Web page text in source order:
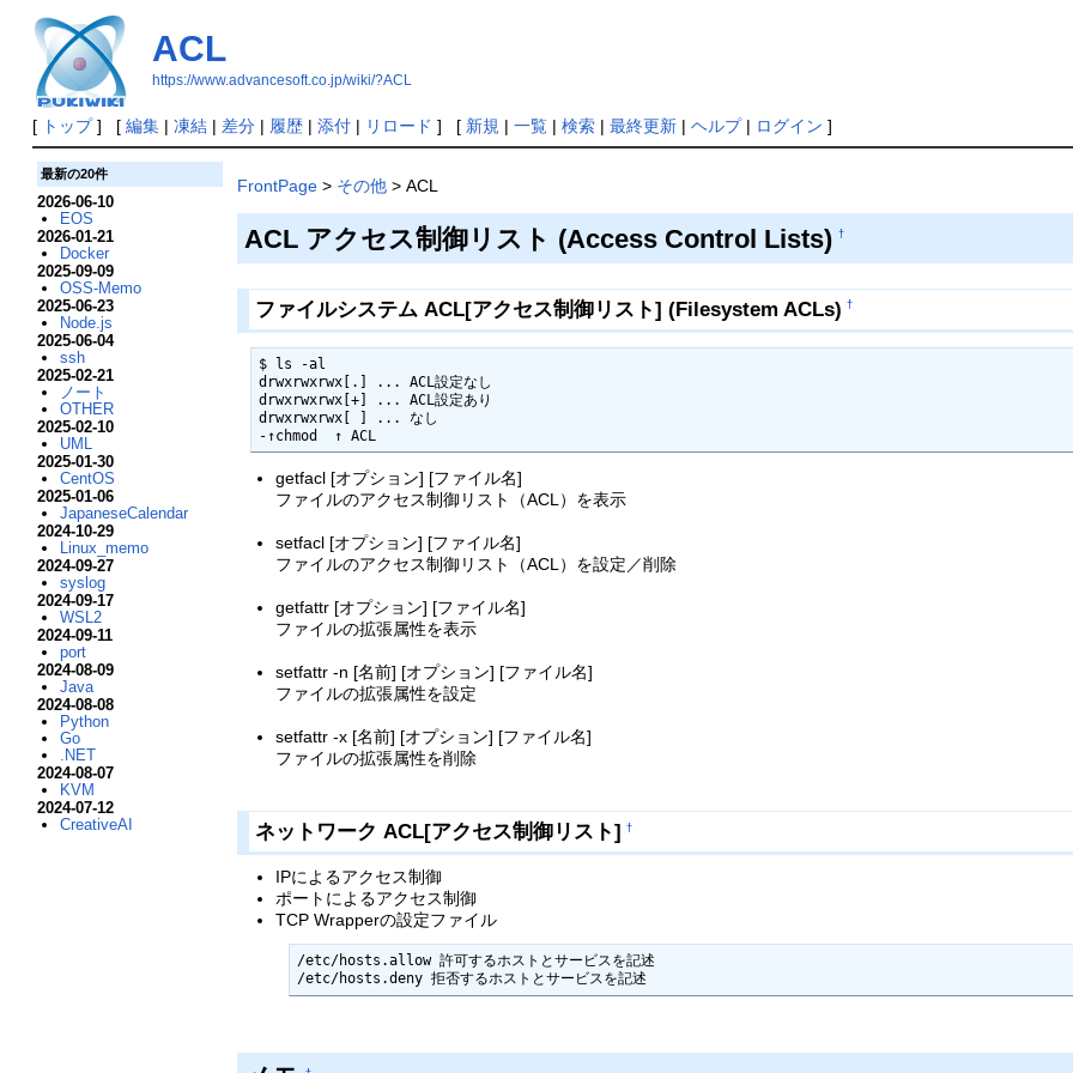
ACL
https://www.advancesoft.co.jp/wiki/?ACL
[ トップ] [ 編集| 凍結| 差分| 履歴| 添付| リロード ] [ 新規 | 一覧| 検索| 最終更新| ヘルプ| ログイン ]
FrontPage> その他> ACL
ACL アクセス制御リスト (Access Control Lists) †
ファイルシステム ACL[アクセス制御リスト] (Filesystem ACLs) †
$ ls -al
drwxrwxrwx[.] ... ACL設定なし
drwxrwxrwx[+] ... ACL設定あり
drwxrwxrwx[ ] ... なし
-↑chmod  ↑ ACL
getfacl [オプション] [ファイル名]
ファイルのアクセス制御リスト（ACL）を表示
setfacl [オプション] [ファイル名]
ファイルのアクセス制御リスト（ACL）を設定／削除
getfattr [オプション] [ファイル名]
ファイルの拡張属性を表示
setfattr -n [名前] [オプション] [ファイル名]
ファイルの拡張属性を設定
setfattr -x [名前] [オプション] [ファイル名]
ファイルの拡張属性を削除
ネットワーク ACL[アクセス制御リスト] †
IPによるアクセス制御
ポートによるアクセス制御
TCP Wrapperの設定ファイル
/etc/hosts.allow 許可するホストとサービスを記述
/etc/hosts.deny 拒否するホストとサービスを記述
最新の20件
2026-06-10
EOS
2026-01-21
Docker
2025-09-09
OSS-Memo
2025-06-23
Node.js
2025-06-04
ssh
2025-02-21
ノート
OTHER
2025-02-10
UML
2025-01-30
CentOS
2025-01-06
JapaneseCalendar
2024-10-29
Linux_memo
2024-09-27
syslog
2024-09-17
WSL2
2024-09-11
port
2024-08-09
Java
2024-08-08
Python
Go
.NET
2024-08-07
KVM
2024-07-12
CreativeAI